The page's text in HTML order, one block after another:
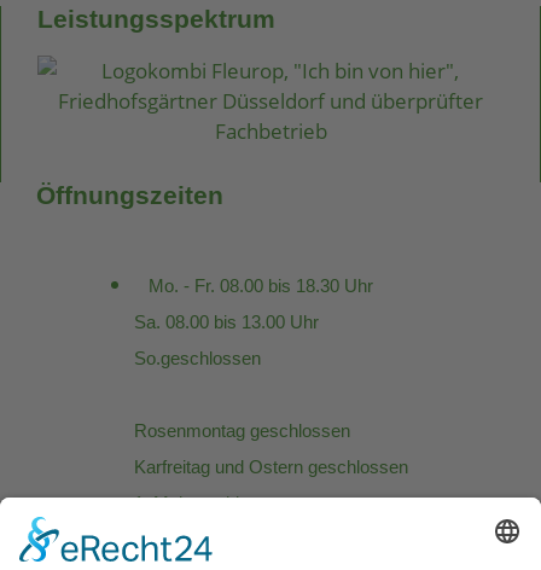
Leistungsspektrum
Öffnungszeiten
Mo. - Fr. 08.00 bis 18.30 Uhr
Sa. 08.00 bis 13.00 Uhr
So.geschlossen
Rosenmontag geschlossen
Karfreitag und Ostern geschlossen
1. Mai geschlossen
Muttertag 10.00 - 12.00 Uhr